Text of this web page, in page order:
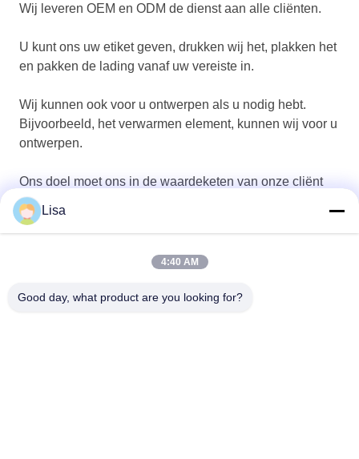
Wij leveren OEM en ODM de dienst aan alle cliënten.
U kunt ons uw etiket geven, drukken wij het, plakken het
en pakken de lading vanaf uw vereiste in.
Wij kunnen ook voor u ontwerpen als u nodig hebt.
Bijvoorbeeld, het verwarmen element, kunnen wij voor u
ontwerpen.
Ons doel moet ons in de waardeketen van onze cliënt
inbedden.
Lisa
4:40 AM
Good day, what product are you looking for?